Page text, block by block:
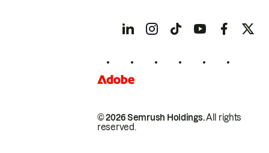
© 2026 Semrush Holdings.All rights
reserved.